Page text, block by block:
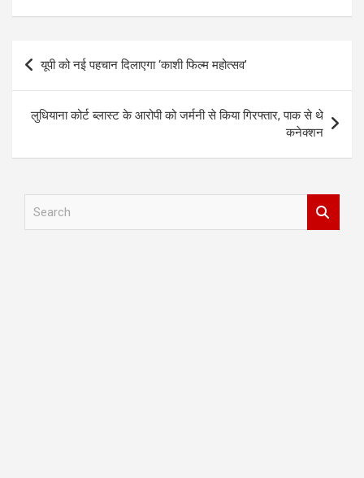
Post
navigation
यूपी को नई पहचान दिलाएगा ‘काशी फिल्म महोत्सव’
लुधियाना कोर्ट ब्लास्ट के आरोपी को जर्मनी से किया गिरफ्तार, पाक से थे
कनेक्शन